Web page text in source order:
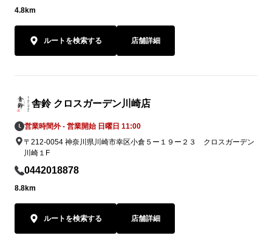
4.8km
ルートを検索する 店舗詳細
舎鈴 クロスガーデン川崎店
営業時間外 - 営業開始 日曜日 11:00
〒212-0054 神奈川県川崎市幸区小倉５ー１９ー２３ クロスガーデン
川崎１F
0442018878
8.8km
ルートを検索する 店舗詳細